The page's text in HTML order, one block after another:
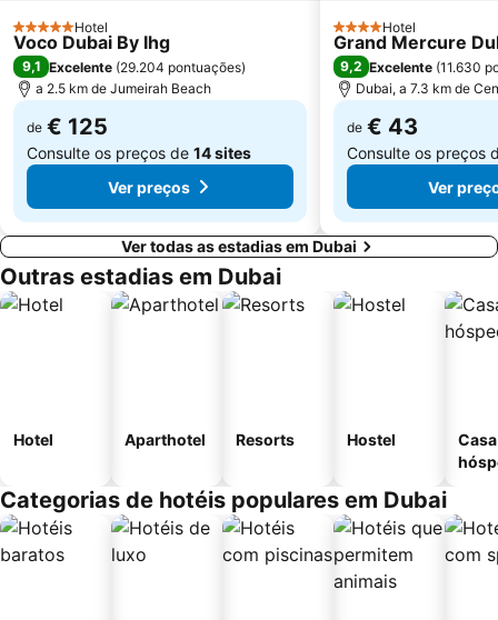
Dubai Investment Park
Union Metro Station
Oud Metha
Dubai Tennis Stadium
5 EstrelasHotel
Voco Dubai By Ihg
9,1 Excelente (29.204 pontuações)
a 2.5 km de Jumeirah Beach
de € 125
Consulte os preços de 14 sites
Ver preços
4 Estrelas
Hotel
Grand Mercure
9,2 Excelente (11.630
Dubai, a 7.3 km de
de € 43
Consulte os preços
Ver
Ver todas as estadias em Dubai
Outras estadias em Dubai
Hotel Aparthotel Resorts Hostel
Categorias de hotéis populares em Dubai